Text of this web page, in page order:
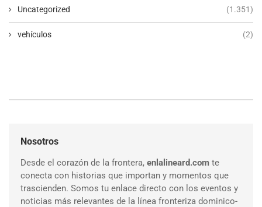
Uncategorized (1.351)
vehículos (2)
Nosotros
Desde el corazón de la frontera, enlalineard.com te
conecta con historias que importan y momentos que
trascienden. Somos tu enlace directo con los eventos y
noticias más relevantes de la línea fronteriza dominico-